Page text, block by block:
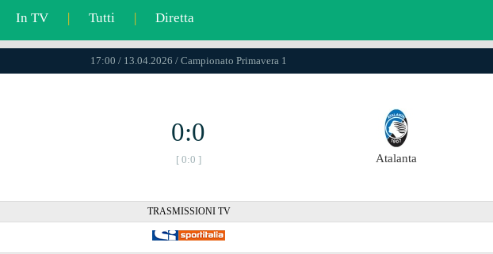
In TV | Tutti | Diretta
17:00 / 13.04.2026 / Campionato Primavera 1
0:0
[ 0:0 ] Atalanta
TRASMISSIONI TV